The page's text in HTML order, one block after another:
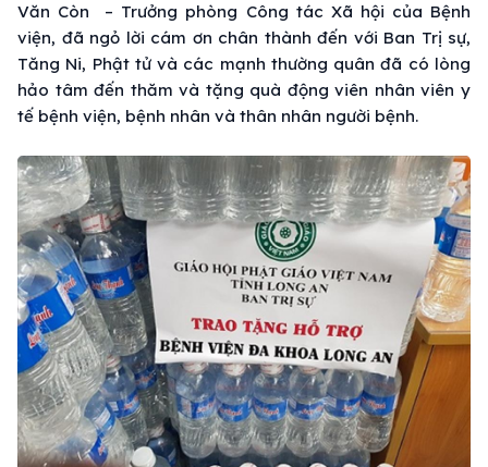
Văn Còn – Trưởng phòng Công tác Xã hội của Bệnh
viện, đã ngỏ lời cám ơn chân thành đến với Ban Trị sự,
Tăng Ni, Phật tử và các mạnh thường quân đã có lòng
hảo tâm đến thăm và tặng quà động viên nhân viên y
tế bệnh viện, bệnh nhân và thân nhân người bệnh.